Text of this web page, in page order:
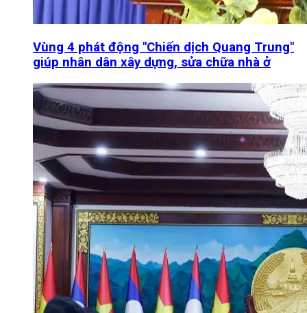
Vùng 4 phát động "Chiến dịch Quang Trung"
giúp nhân dân xây dựng, sửa chữa nhà ở